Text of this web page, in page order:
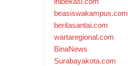
beasiswakampus.com
beritasantai.com
wartaregional.com
BinaNews
Surabayakota.com